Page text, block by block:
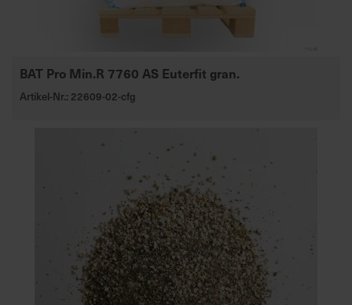
BAT Pro Min.R 7760 AS Euterfit gran.
Artikel-Nr.: 22609-02-cfg